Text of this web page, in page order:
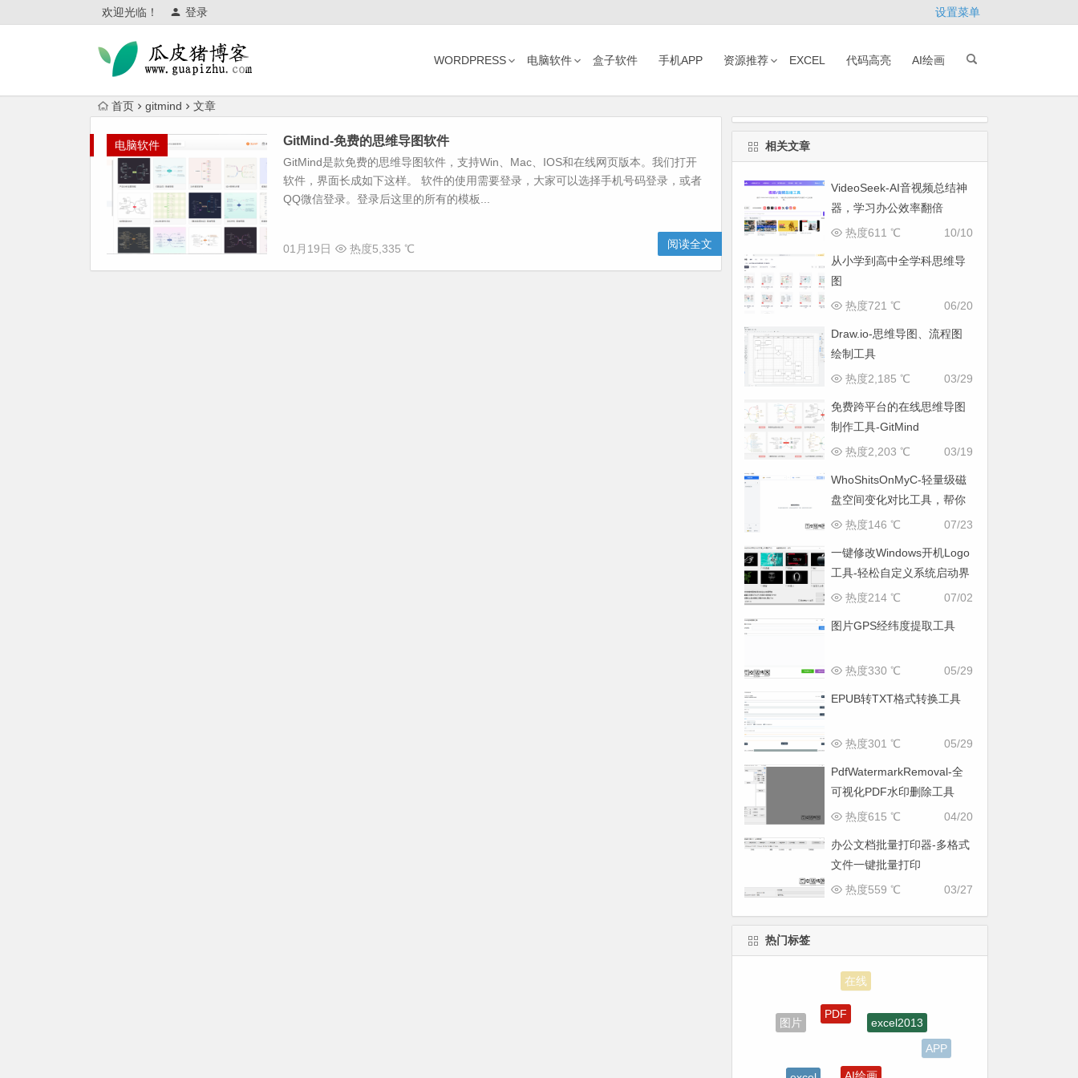
欢迎光临！ 登录 设置菜单
WORDPRESS 电脑软件 盒子软件 手机APP 资源推荐 EXCEL 代码高亮 AI绘画
首页 gitmind 文章
电脑软件 GitMind-免费的思维导图软件
GitMind是款免费的思维导图软件，支持Win、Mac、IOS和在线网页版本。我们打开
软件，界面长成如下这样。 软件的使用需要登录，大家可以选择手机号码登录，或者
QQ微信登录。登录后这里的所有的模板...
01月19日 热度5,335 ℃ 阅读全文
相关文章
VideoSeek-AI音视频总结神
器，学习办公效率翻倍
10/10
热度611 ℃
从小学到高中全学科思维导
图
06/20
热度721 ℃
Draw.io-思维导图、流程图
绘制工具
03/29
热度2,185 ℃
免费跨平台的在线思维导图
制作工具-GitMind
03/19
热度2,203 ℃
WhoShitsOnMyC-轻量级磁
盘空间变化对比工具，帮你
找出“吃掉”空间的罪魁祸首
07/23
热度146 ℃
一键修改Windows开机Logo
工具-轻松自定义系统启动界
面
07/02
热度214 ℃
图片GPS经纬度提取工具
05/29
热度330 ℃
EPUB转TXT格式转换工具
05/29
热度301 ℃
PdfWatermarkRemoval-全
可视化PDF水印删除工具
04/20
热度615 ℃
办公文档批量打印器-多格式
文件一键批量打印
03/27
热度559 ℃
热门标签
在线
图片
PDF
excel2013
APP
excel
AI绘画